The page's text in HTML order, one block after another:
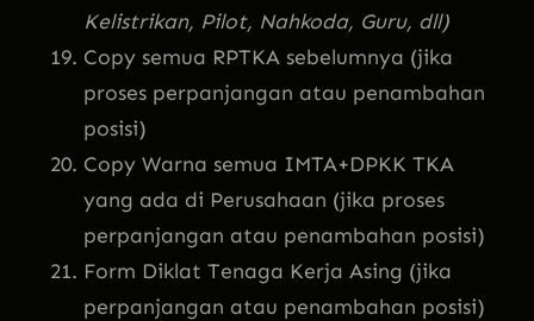
Kelistrikan, Pilot, Nahkoda, Guru, dll)
Copy semua RPTKA sebelumnya (jika
proses perpanjangan atau penambahan
posisi)
Copy Warna semua IMTA+DPKK TKA
yang ada di Perusahaan (jika proses
perpanjangan atau penambahan posisi)
Form Diklat Tenaga Kerja Asing (jika
perpanjangan atau penambahan posisi)